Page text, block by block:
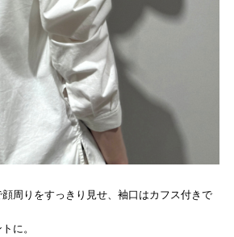
周りをすっきり見せ、袖口はカフス付きで
に。